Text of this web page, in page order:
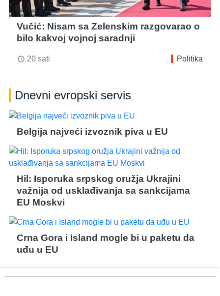
Vučić: Nisam sa Zelenskim razgovarao o
bilo kakvoj vojnoj saradnji
access_time 20 sati Politika
Dnevni evropski servis
Belgija najveći izvoznik piva u EU
Hil: Isporuka srpskog oružja Ukrajini
važnija od usklađivanja sa sankcijama
EU Moskvi
Crna Gora i Island mogle bi u paketu da
uđu u EU